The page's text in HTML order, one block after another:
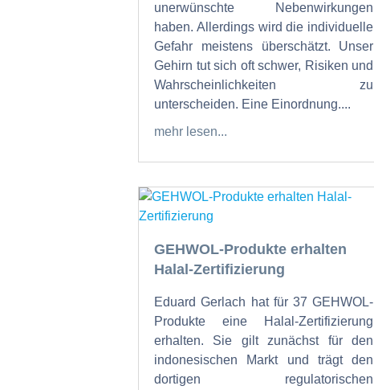
unerwünschte Nebenwirkungen
haben. Allerdings wird die individuelle
Gefahr meistens überschätzt. Unser
Gehirn tut sich oft schwer, Risiken und
Wahrscheinlichkeiten zu
unterscheiden. Eine Einordnung....
mehr lesen...
GEHWOL-Produkte erhalten
Halal-Zertifizierung
Eduard Gerlach hat für 37 GEHWOL-
Produkte eine Halal-Zertifizierung
erhalten. Sie gilt zunächst für den
indonesischen Markt und trägt den
dortigen regulatorischen